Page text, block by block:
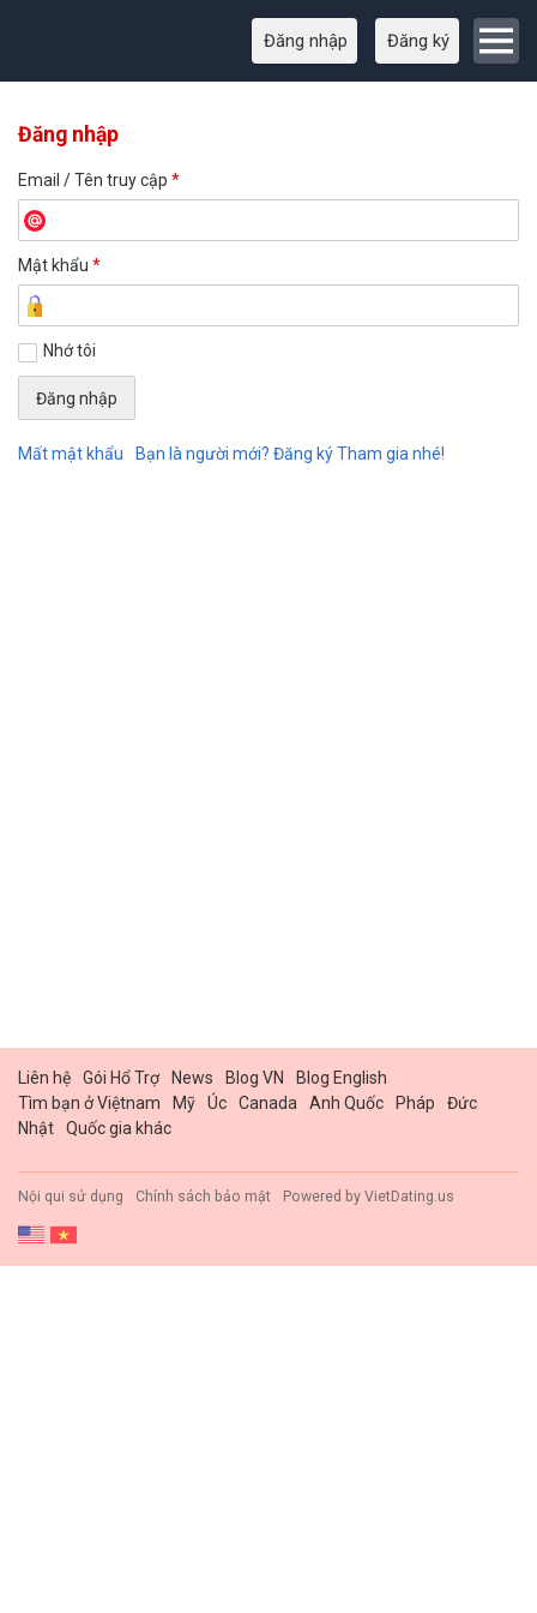
Đăng nhập Đăng ký
Đăng nhập
Email / Tên truy cập *
Mật khẩu *
Nhớ tôi
Mất mật khẩu Bạn là người mới? Đăng ký Tham gia nhé!
Liên hệ Gói Hổ Trợ News Blog VN
Blog English
Tìm bạn ở Việtnam
Mỹ Úc Canada Anh Quốc Pháp
Đức
Nhật
Quốc gia khác
Nội qui sử dụng Chính sách bảo mật Powered by VietDating.us